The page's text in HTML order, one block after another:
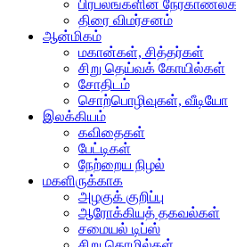
பிரபலங்களின்
திரை விமர்சனம்
ஆன்மிகம்
மகான்கள், சித்தர்கள்
சிறு தெய்வக் கோயில்கள்
சோதிடம்
சொற்பொழிவுகள், வீடியோ
இலக்கியம்
கவிதைகள்
பேட்டிகள்
நேற்றைய நிழல்
மகளிருக்காக
அழகுக் குறிப்பு
ஆரோக்கியத் தகவல்கள்
சமையல் டிப்ஸ்